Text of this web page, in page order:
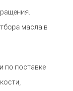
масла в
по поставке